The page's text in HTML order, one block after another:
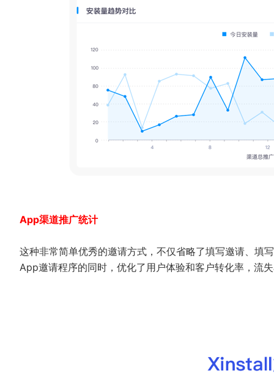
App渠道推广统计
这种非常简单优秀的邀请方式，不仅省略了填写邀请、填
App邀请程序的同时，优化了用户体验和客户转化率，流